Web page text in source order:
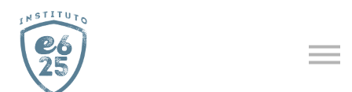
ACTUALIZACIÓN PASTORAL